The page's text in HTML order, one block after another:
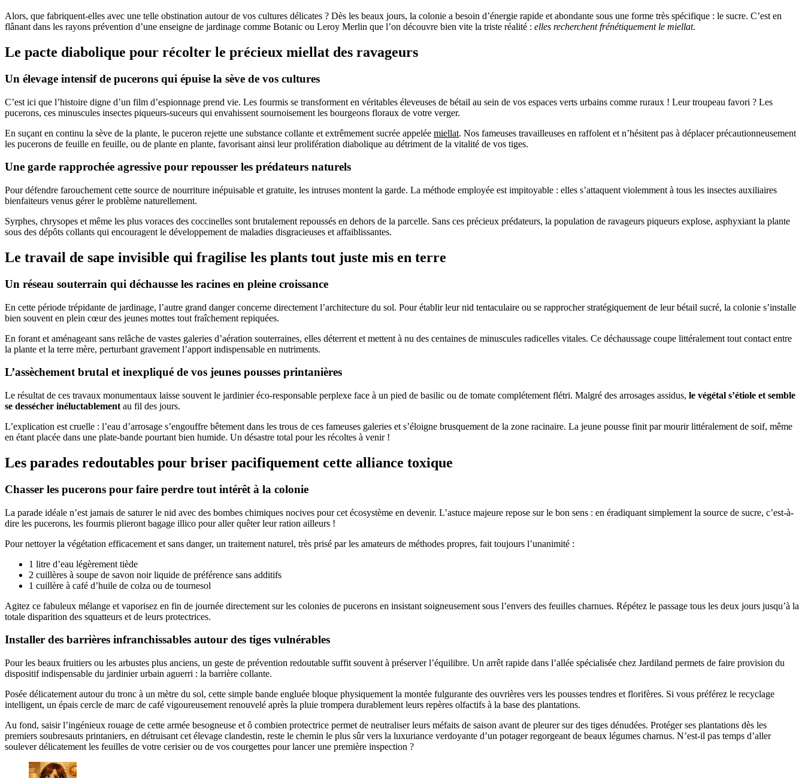
Alors, que fabriquent-elles avec une telle obstination autour de vos cultures délicates ? Dès les beaux jours, la colonie a besoin d’énergie rapide et abondante sous une forme très spécifique : le sucre. C’est en
flânant dans les rayons prévention d’une enseigne de jardinage comme Botanic ou Leroy Merlin que l’on découvre bien vite la triste réalité : elles recherchent frénétiquement le miellat.
Le pacte diabolique pour récolter le précieux miellat des ravageurs
Un élevage intensif de pucerons qui épuise la sève de vos cultures
C’est ici que l’histoire digne d’un film d’espionnage prend vie. Les fourmis se transforment en véritables éleveuses de bétail au sein de vos espaces verts urbains comme ruraux ! Leur troupeau favori ? Les
pucerons, ces minuscules insectes piqueurs-suceurs qui envahissent sournoisement les bourgeons floraux de votre verger.
En suçant en continu la sève de la plante, le puceron rejette une substance collante et extrêmement sucrée appelée miellat. Nos fameuses travailleuses en raffolent et n’hésitent pas à déplacer précautionneusement
les pucerons de feuille en feuille, ou de plante en plante, favorisant ainsi leur prolifération diabolique au détriment de la vitalité de vos tiges.
Une garde rapprochée agressive pour repousser les prédateurs naturels
Pour défendre farouchement cette source de nourriture inépuisable et gratuite, les intruses montent la garde. La méthode employée est impitoyable : elles s’attaquent violemment à tous les insectes auxiliaires
bienfaiteurs venus gérer le problème naturellement.
Syrphes, chrysopes et même les plus voraces des coccinelles sont brutalement repoussés en dehors de la parcelle. Sans ces précieux prédateurs, la population de ravageurs piqueurs explose, asphyxiant la plante
sous des dépôts collants qui encouragent le développement de maladies disgracieuses et affaiblissantes.
Le travail de sape invisible qui fragilise les plants tout juste mis en terre
Un réseau souterrain qui déchausse les racines en pleine croissance
En cette période trépidante de jardinage, l’autre grand danger concerne directement l’architecture du sol. Pour établir leur nid tentaculaire ou se rapprocher stratégiquement de leur bétail sucré, la colonie s’installe
bien souvent en plein cœur des jeunes mottes tout fraîchement repiquées.
En forant et aménageant sans relâche de vastes galeries d’aération souterraines, elles déterrent et mettent à nu des centaines de minuscules radicelles vitales. Ce déchaussage coupe littéralement tout contact entre
la plante et la terre mère, perturbant gravement l’apport indispensable en nutriments.
L’assèchement brutal et inexpliqué de vos jeunes pousses printanières
Le résultat de ces travaux monumentaux laisse souvent le jardinier éco-responsable perplexe face à un pied de basilic ou de tomate complétement flétri. Malgré des arrosages assidus, le végétal s’étiole et semble
se dessécher inéluctablement au fil des jours.
L’explication est cruelle : l’eau d’arrosage s’engouffre bêtement dans les trous de ces fameuses galeries et s’éloigne brusquement de la zone racinaire. La jeune pousse finit par mourir littéralement de soif, même
en étant placée dans une plate-bande pourtant bien humide. Un désastre total pour les récoltes à venir !
Les parades redoutables pour briser pacifiquement cette alliance toxique
Chasser les pucerons pour faire perdre tout intérêt à la colonie
La parade idéale n’est jamais de saturer le nid avec des bombes chimiques nocives pour cet écosystème en devenir. L’astuce majeure repose sur le bon sens : en éradiquant simplement la source de sucre, c’est-à-
dire les pucerons, les fourmis plieront bagage illico pour aller quêter leur ration ailleurs !
Pour nettoyer la végétation efficacement et sans danger, un traitement naturel, très prisé par les amateurs de méthodes propres, fait toujours l’unanimité :
1 litre d’eau légèrement tiède
2 cuillères à soupe de savon noir liquide de préférence sans additifs
1 cuillère à café d’huile de colza ou de tournesol
Agitez ce fabuleux mélange et vaporisez en fin de journée directement sur les colonies de pucerons en insistant soigneusement sous l’envers des feuilles charnues. Répétez le passage tous les deux jours jusqu’à la
totale disparition des squatteurs et de leurs protectrices.
Installer des barrières infranchissables autour des tiges vulnérables
Pour les beaux fruitiers ou les arbustes plus anciens, un geste de prévention redoutable suffit souvent à préserver l’équilibre. Un arrêt rapide dans l’allée spécialisée chez Jardiland permets de faire provision du
dispositif indispensable du jardinier urbain aguerri : la barrière collante.
Posée délicatement autour du tronc à un mètre du sol, cette simple bande engluée bloque physiquement la montée fulgurante des ouvrières vers les pousses tendres et florifères. Si vous préférez le recyclage
intelligent, un épais cercle de marc de café vigoureusement renouvelé après la pluie trompera durablement leurs repères olfactifs à la base des plantations.
Au fond, saisir l’ingénieux rouage de cette armée besogneuse et ô combien protectrice permet de neutraliser leurs méfaits de saison avant de pleurer sur des tiges dénudées. Protéger ses plantations dès les
premiers soubresauts printaniers, en détruisant cet élevage clandestin, reste le chemin le plus sûr vers la luxuriance verdoyante d’un potager regorgeant de beaux légumes charnus. N’est-il pas temps d’aller
soulever délicatement les feuilles de votre cerisier ou de vos courgettes pour lancer une première inspection ?